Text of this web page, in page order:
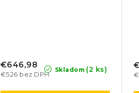
Skladom (2 ks)
€526 bez DPH
€646,98